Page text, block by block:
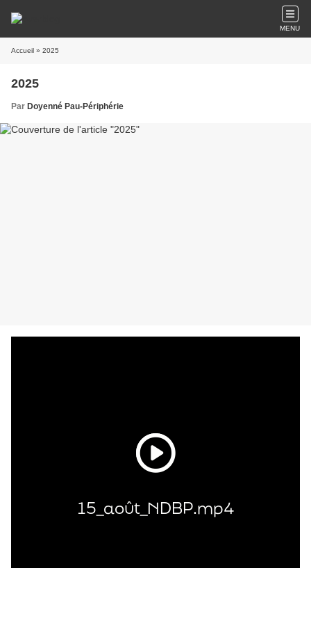
MENU
Accueil » 2025
2025
Par Doyenné Pau-Périphérie